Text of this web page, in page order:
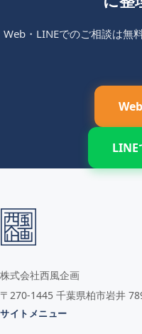
Web・LINEでのご相談は無
LINE
株式会社西風企画
〒270-1445 千葉県柏市岩井
サイトメニュー